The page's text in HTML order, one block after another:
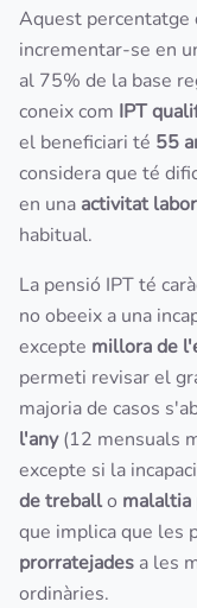
Aquest percentatge
incrementar-se en
al 75% de la base
coneix com IPT
el beneficiari té 55
considera que té
en una activitat
habitual.
La pensió IPT té
no obeeix a una
excepte millora de
permeti revisar el
majoria de casos
l'any(12 mensuals
excepte si la
de treballo malaltia
que implica que les
prorratejades a les
ordinàries.